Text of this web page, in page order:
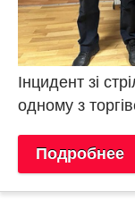
Інцидент зі
одному з
Подробнее